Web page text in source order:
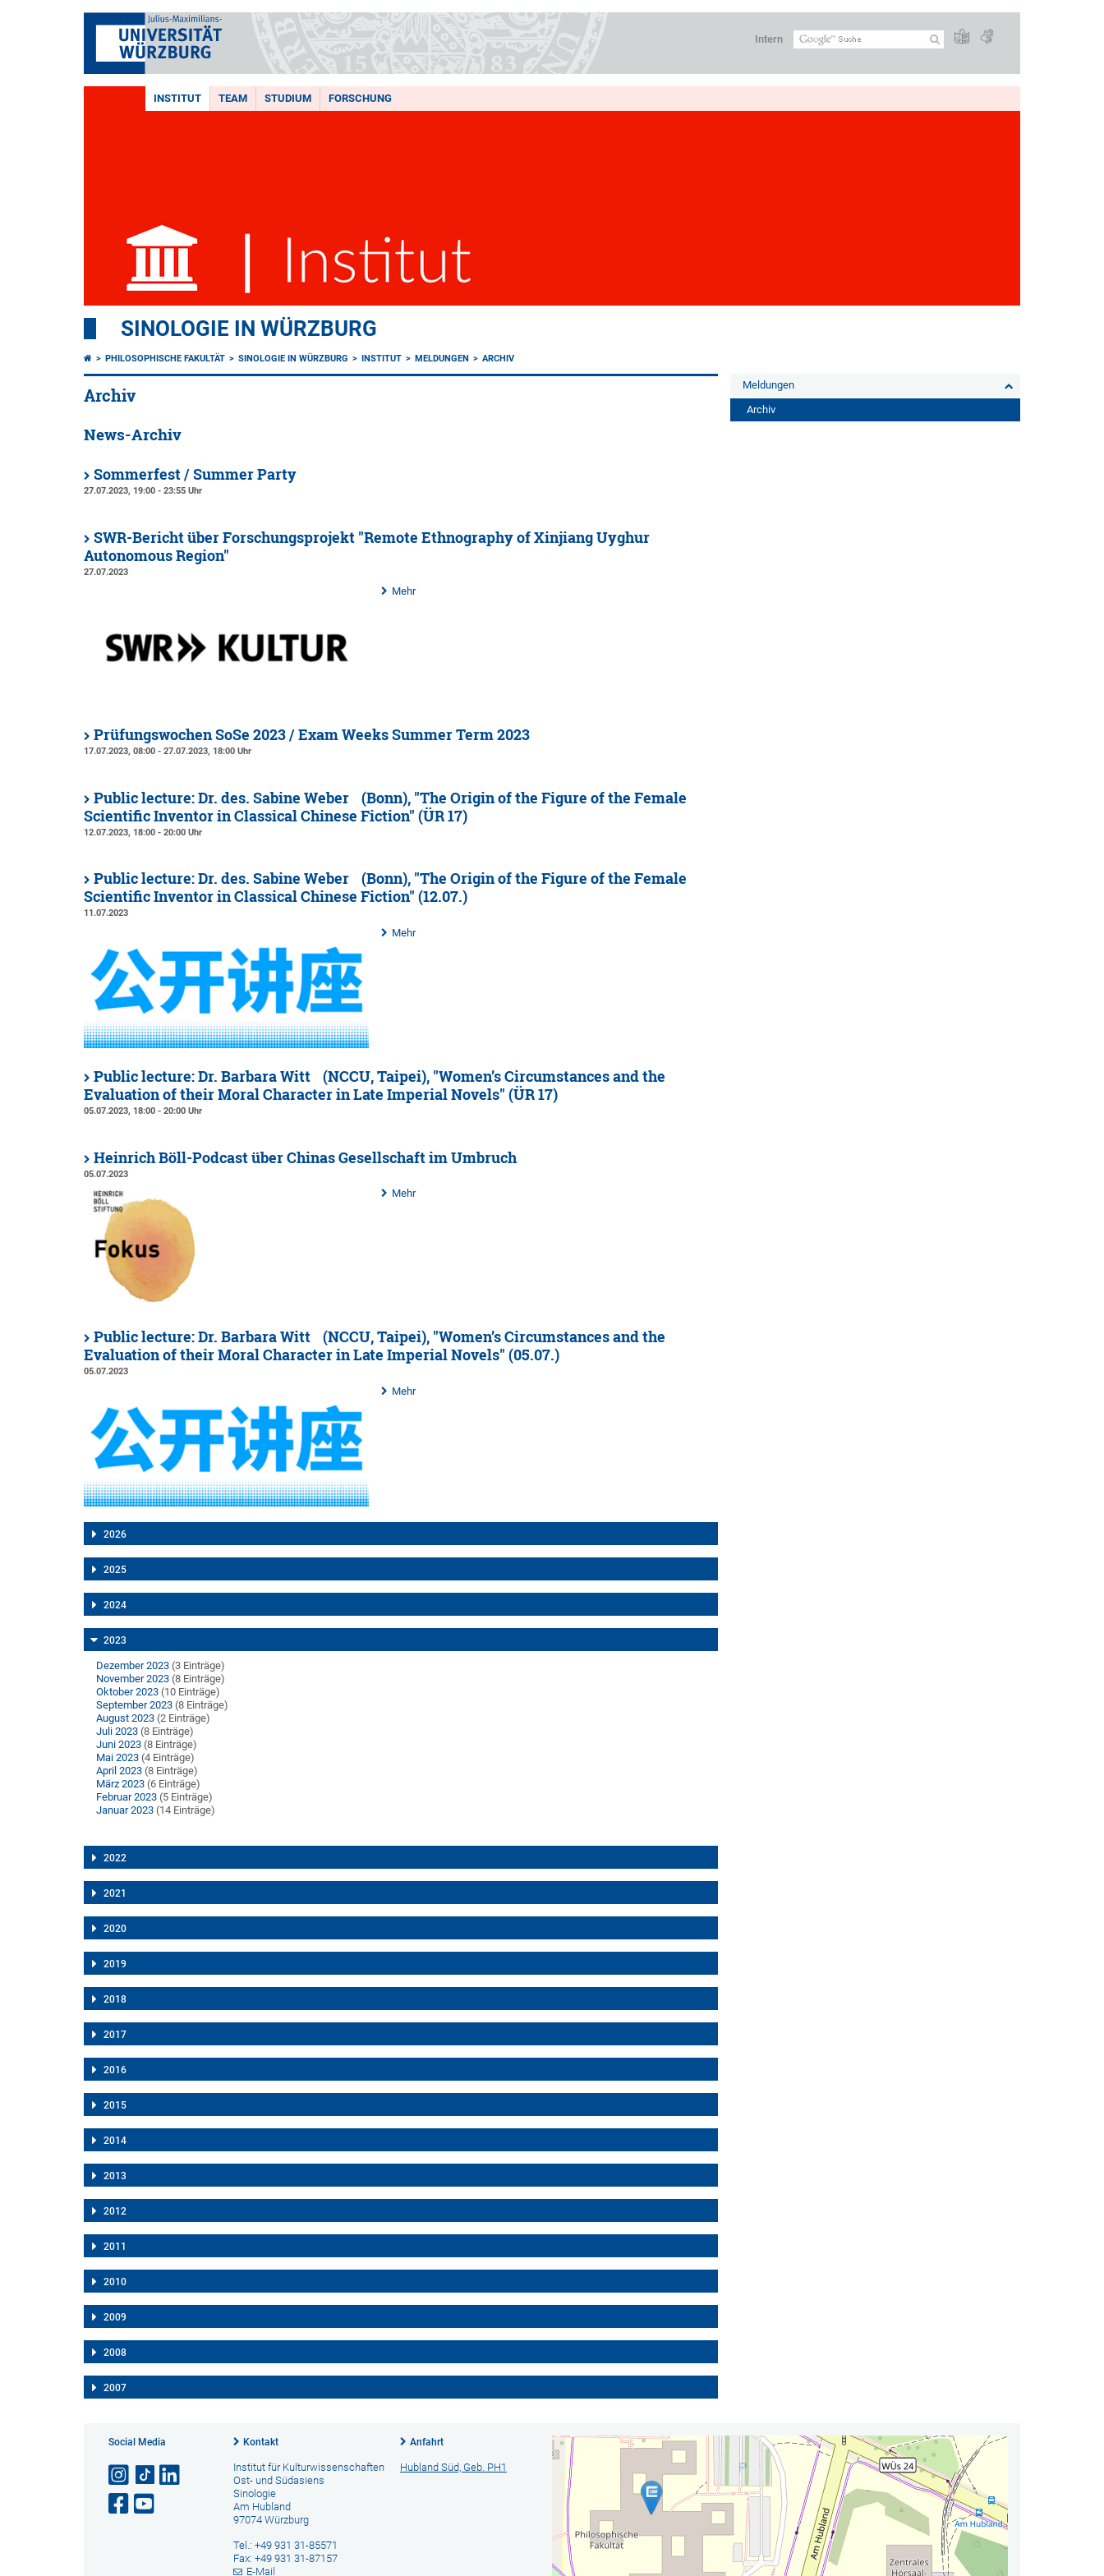
Intern
INSTITUT TEAM STUDIUM FORSCHUNG
SINOLOGIE IN WÜRZBURG
PHILOSOPHISCHE FAKULTÄT SINOLOGIE IN WÜRZBURG INSTITUT MELDUNGEN ARCHIV
Archiv
News-Archiv
Sommerfest / Summer Party
27.07.2023, 19:00 - 23:55 Uhr
SWR-Bericht über Forschungsprojekt "Remote Ethnography of Xinjiang Uyghur
Autonomous Region"
27.07.2023
Mehr
Prüfungswochen SoSe 2023 / Exam Weeks Summer Term 2023
17.07.2023, 08:00 - 27.07.2023, 18:00 Uhr
Public lecture: Dr. des. Sabine Weber (Bonn), "The Origin of the Figure of the Female
Scientific Inventor in Classical Chinese Fiction" (ÜR 17)
12.07.2023, 18:00 - 20:00 Uhr
Public lecture: Dr. des. Sabine Weber (Bonn), "The Origin of the Figure of the Female
Scientific Inventor in Classical Chinese Fiction" (12.07.)
11.07.2023
Mehr
Public lecture: Dr. Barbara Witt (NCCU, Taipei), "Women’s Circumstances and the
Evaluation of their Moral Character in Late Imperial Novels" (ÜR 17)
05.07.2023, 18:00 - 20:00 Uhr
Heinrich Böll-Podcast über Chinas Gesellschaft im Umbruch
05.07.2023
Mehr
Public lecture: Dr. Barbara Witt (NCCU, Taipei), "Women’s Circumstances and the
Evaluation of their Moral Character in Late Imperial Novels" (05.07.)
05.07.2023
Mehr
2026
2025
2024
2023
Dezember 2023 (3 Einträge)
November 2023 (8 Einträge)
Oktober 2023 (10 Einträge)
September 2023 (8 Einträge)
August 2023 (2 Einträge)
Juli 2023 (8 Einträge)
Juni 2023 (8 Einträge)
Mai 2023 (4 Einträge)
April 2023 (8 Einträge)
März 2023 (6 Einträge)
Februar 2023 (5 Einträge)
Januar 2023 (14 Einträge)
2022
2021
2020
2019
2018
2017
2016
2015
2014
2013
2012
2011
2010
2009
2008
2007
Meldungen
Archiv
Social Media Kontakt
Institut für Kulturwissenschaften
Ost- und Südasiens
Sinologie
Am Hubland
97074 Würzburg
Tel.: +49 931 31-85571
Fax: +49 931 31-87157
E-Mail
Anfahrt
Hubland Süd, Geb. PH1